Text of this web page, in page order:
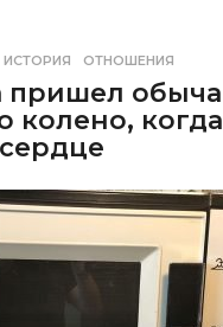
ИСТОРИЯ ,ОТНОШЕНИЯ
пришел
колено,